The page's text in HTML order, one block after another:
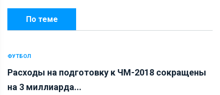
По теме
ФУТБОЛ
Расходы на подготовку к ЧМ-2018 сокращены
на 3 миллиарда...